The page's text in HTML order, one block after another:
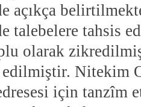
açıkça
talebelere tahsis
olarak
edilmiştir. Nitekim
için tanzîm